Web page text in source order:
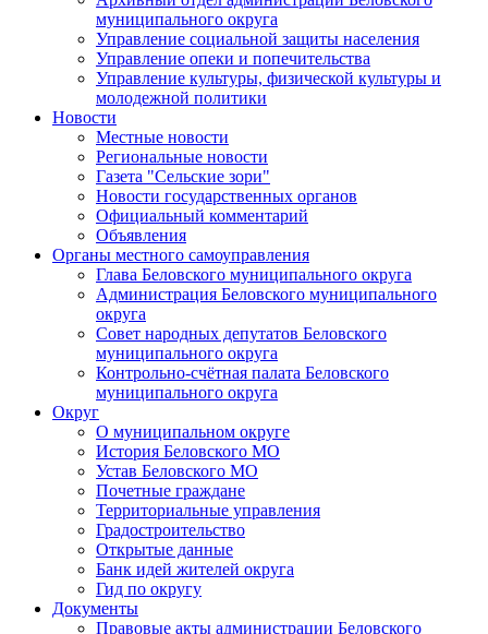
муниципального округа
Управление социальной защиты населения
Управление опеки и попечительства
Управление культуры, физической культуры и
молодежной политики
Новости
Местные новости
Региональные новости
Газета "Сельские зори"
Новости государственных органов
Официальный комментарий
Объявления
Органы местного самоуправления
Глава Беловского муниципального округа
Администрация Беловского муниципального
округа
Совет народных депутатов Беловского
муниципального округа
Контрольно-счётная палата Беловского
муниципального округа
Округ
О муниципальном округе
История Беловского МО
Устав Беловского МО
Почетные граждане
Территориальные управления
Градостроительство
Открытые данные
Банк идей жителей округа
Гид по округу
Документы
Правовые акты администрации Беловского